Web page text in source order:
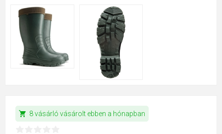
shopping_cart 8 vásárló vásárolt ebben a hónapban